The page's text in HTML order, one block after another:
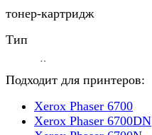
тонер-картридж
Тип
черный
Цвет отпечатка
7 100 страниц
Подходит для принтеров:
Xerox Phaser 6700
Xerox Phaser 6700DN